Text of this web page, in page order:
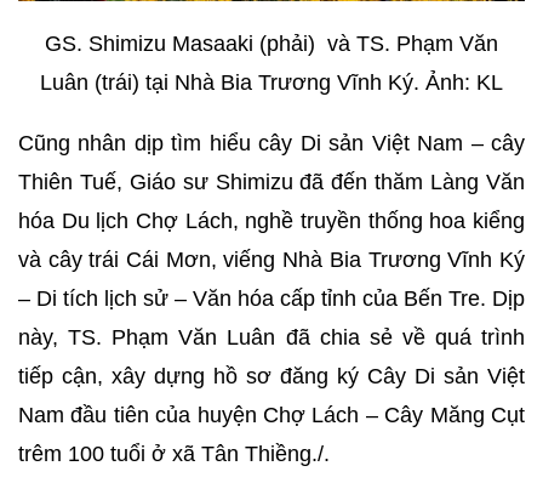
GS. Shimizu Masaaki (phải) và TS. Phạm Văn
Luân (trái) tại Nhà Bia Trương Vĩnh Ký. Ảnh: KL
Cũng nhân dịp tìm hiểu cây Di sản Việt Nam – cây
Thiên Tuế, Giáo sư Shimizu đã đến thăm Làng Văn
hóa Du lịch Chợ Lách, nghề truyền thống hoa kiểng
và cây trái Cái Mơn, viếng Nhà Bia Trương Vĩnh Ký
– Di tích lịch sử – Văn hóa cấp tỉnh của Bến Tre. Dịp
này, TS. Phạm Văn Luân đã chia sẻ về quá trình
tiếp cận, xây dựng hồ sơ đăng ký Cây Di sản Việt
Nam đầu tiên của huyện Chợ Lách – Cây Măng Cụt
trêm 100 tuổi ở xã Tân Thiềng./.